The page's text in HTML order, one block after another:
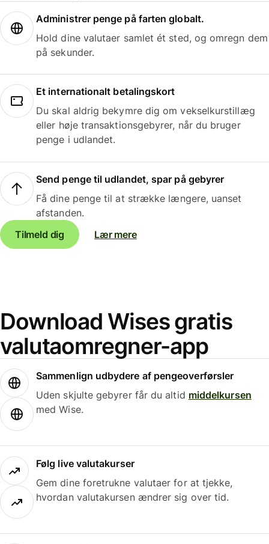
Administrer penge på farten globalt.
Hold dine valutaer samlet ét sted, og omregn dem
på sekunder.
Et internationalt betalingskort
Du skal aldrig bekymre dig om vekselkurstillæg
eller høje transaktionsgebyrer, når du bruger
penge i udlandet.
Send penge til udlandet, spar på gebyrer
Få dine penge til at strække længere, uanset
afstanden.
Tilmeld dig
Lær mere
Download Wises gratis
valutaomregner-app
Sammenlign udbydere af pengeoverførsler
Uden skjulte gebyrer får du altid middelkursen
med Wise.
Følg live valutakurser
Gem dine foretrukne valutaer for at tjekke,
hvordan valutakursen ændrer sig over tid.